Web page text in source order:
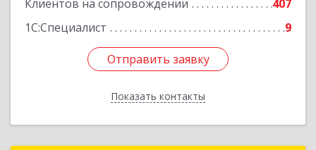
Клиентов на сопровождении
407
1С:Специалист
9
Отправить заявку
Показать контакты
Отправить заявку
Назад